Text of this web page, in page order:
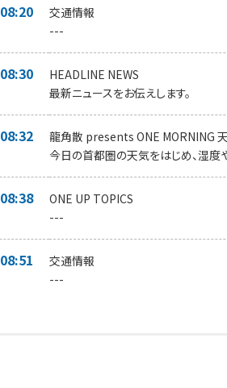
08:20 交通情報
---
08:30
HEADLINE NEWS
最新ニュースをお伝えします。
08:32 龍角散 presents ONE MORNING
今日の首都圏の天気をはじめ、湿度
08:38
ONE UP TOPICS
---
08:51 交通情報
---